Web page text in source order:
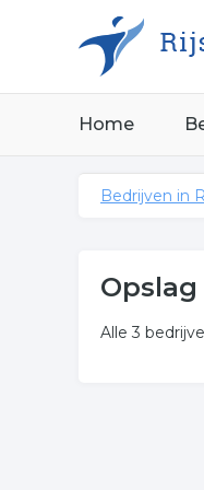
Home
Bedrijven in
Alle 3